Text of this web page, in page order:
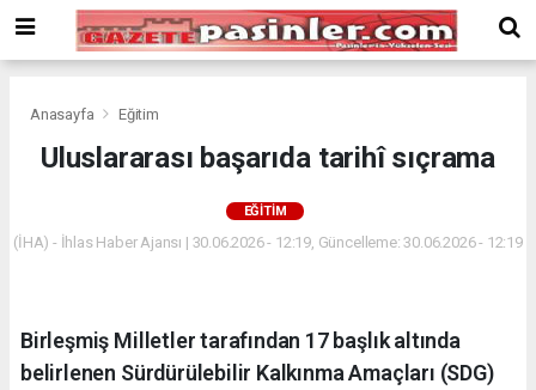
Bonusu
Veren
deneme
veren
bonus
Bonus
Veren
Anasayfa Eğitim
Uluslararası başarıda tarihî sıçrama
EĞITIM
(İHA) - İhlas Haber Ajansı | 30.06.2026 - 12:19, Güncelleme: 30.06.2026 - 12:19
Birleşmiş Milletler tarafından 17 başlık altında
belirlenen Sürdürülebilir Kalkınma Amaçları (SDG)